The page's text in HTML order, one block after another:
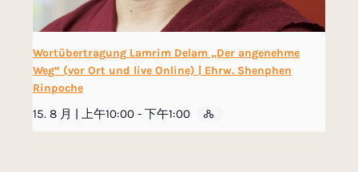
Wortübertragung Lamrim Delam „Der angenehme
Weg“ (vor Ort und live Online) | Ehrw. Shenphen
Rinpoche
15. 8 月 | 上午10:00 - 下午1:00